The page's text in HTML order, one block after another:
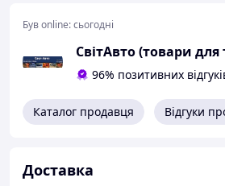
Був online:сьогодні
96% позитивних
Каталог продавця Відгуки
Доставка